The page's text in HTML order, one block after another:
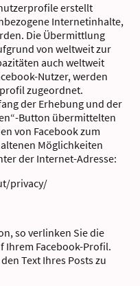
erstellt
Internetinhalte,
Die Übermittlung
von weltweit zur
auch weltweit
Nutzer, werden
zugeordnet.
der Erhebung und der
Button übermittelten
von Facebook zum
Möglichkeiten
der Internet-Adresse:
privacy/
so verlinken Sie die
Ihrem Facebook-Profil.
Text Ihres Posts zu